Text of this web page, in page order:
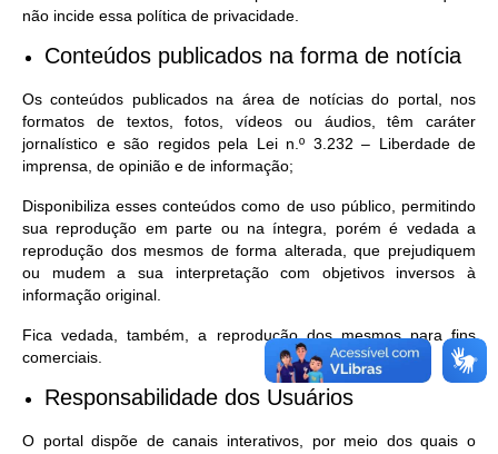
não incide essa política de privacidade.
Conteúdos publicados na forma de notícia
Os conteúdos publicados na área de notícias do portal, nos
formatos de textos, fotos, vídeos ou áudios, têm caráter
jornalístico e são regidos pela Lei n.º 3.232 – Liberdade de
imprensa, de opinião e de informação;
Disponibiliza esses conteúdos como de uso público, permitindo
sua reprodução em parte ou na íntegra, porém é vedada a
reprodução dos mesmos de forma alterada, que prejudiquem
ou mudem a sua interpretação com objetivos inversos à
informação original.
Fica vedada, também, a reprodução dos mesmos para fins
comerciais.
Responsabilidade dos Usuários
O portal dispõe de canais interativos, por meio dos quais o